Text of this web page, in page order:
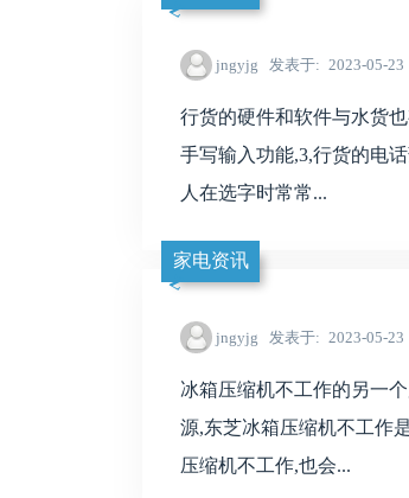
jngyjg 发表于 2023-05-23
行货的硬件和软件与水货
手写输入功能,3,行货的电
人在选字时常常...
家电资讯
jngyjg 发表于 2023-05-23
冰箱压缩机不工作的另一
源,东芝冰箱压缩机不工作
压缩机不工作,也会...